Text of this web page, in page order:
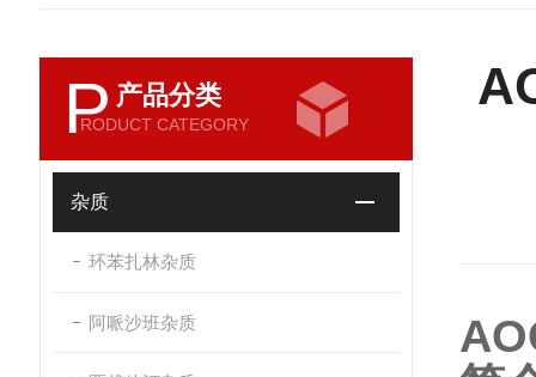
P 产品分类
RODUCT CATEGORY
杂质
环苯扎林杂质
阿哌沙班杂质